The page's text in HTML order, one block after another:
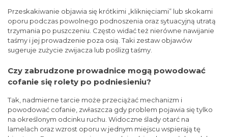
Przeskakiwanie objawia się krótkimi „kliknięciami” lub skokami
oporu podczas powolnego podnoszenia oraz sytuacyjną utratą
trzymania po puszczeniu. Często widać też nierówne nawijanie
taśmy i jej prowadzenie poza osią. Taki zestaw objawów
sugeruje zużycie zwijacza lub poślizg taśmy.
Czy zabrudzone prowadnice mogą powodować
cofanie się rolety po podniesieniu?
Tak, nadmierne tarcie może przeciążać mechanizm i
powodować cofanie, zwłaszcza gdy problem pojawia się tylko
na określonym odcinku ruchu. Widoczne ślady otarć na
lamelach oraz wzrost oporu w jednym miejscu wspierają tę